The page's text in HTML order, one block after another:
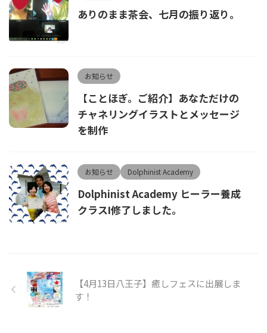
ありのまま茶会、七月の振り返り。
お知らせ
【ことほぎ。ご紹介】あなただけの
チャネリングイラストとメッセージ
を制作
お知らせ Dolphinist Academy
Dolphinist Academy ヒーラー養成
クラスⅠ修了しました。
【4月13日八王子】癒しフェスに出展しま
す！